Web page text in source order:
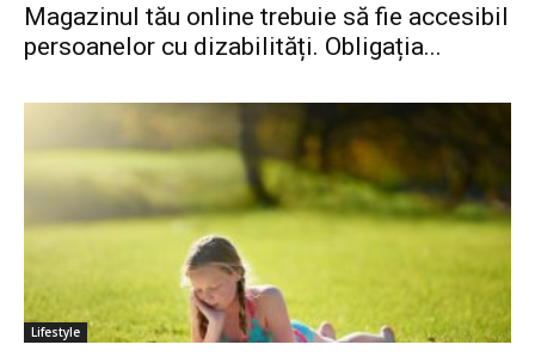
Magazinul tău online trebuie să fie accesibil
persoanelor cu dizabilități. Obligația...
Lifestyle